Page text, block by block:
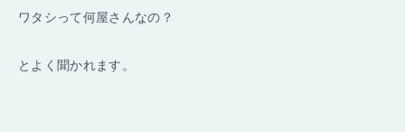
ワタシって何屋さんなの？
とよく聞かれます。